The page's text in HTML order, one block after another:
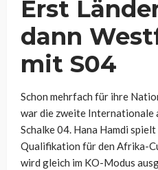
Erst
dann
mit S04
Schon mehrfach für ihre
war die zweite Internationale
Schalke 04. Hana Hamdi
Qualifikation für den Afrika-
wird gleich im KO-Modus